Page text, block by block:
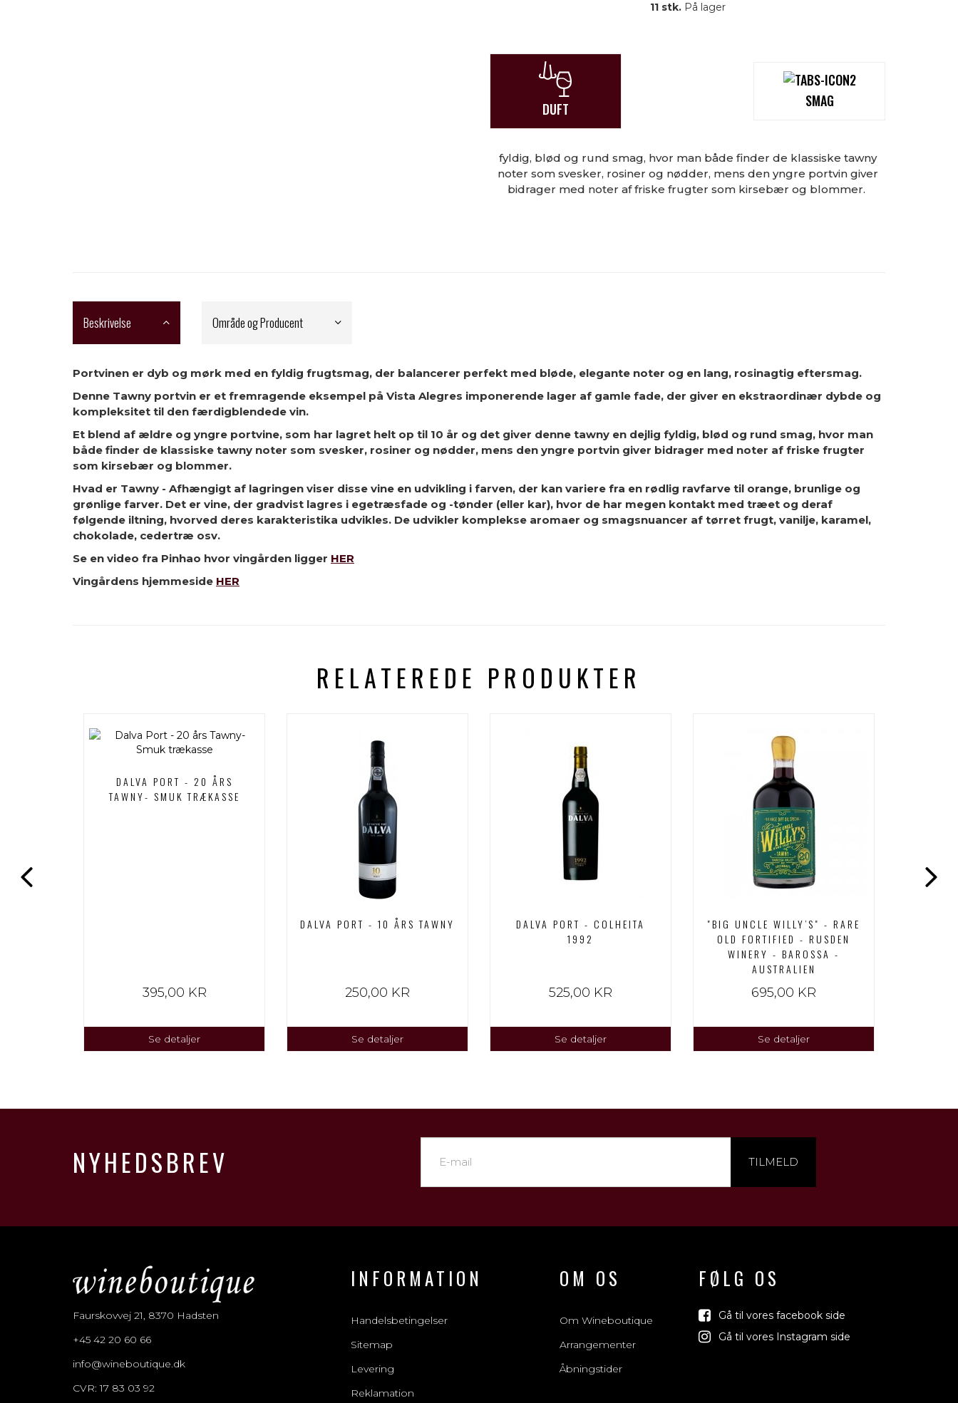
11 stk.På lager
DUFT SMAG
fyldig, blød og rund smag, hvor man både finder de klassiske tawny
noter som svesker, rosiner og nødder, mens den yngre portvin giver
bidrager med noter af friske frugter som kirsebær og blommer.
Beskrivelse Område og Producent
Portvinen er dyb og mørk med en fyldig frugtsmag, der balancerer perfekt med bløde, elegante noter og en lang, rosinagtig eftersmag.
Denne Tawny portvin er et fremragende eksempel på Vista Alegres imponerende lager af gamle fade, der giver en ekstraordinær dybde og
kompleksitet til den færdigblendede vin.
Et blend af ældre og yngre portvine, som har lagret helt op til 10 år og det giver denne tawny en dejlig fyldig, blød og rund smag, hvor man
både finder de klassiske tawny noter som svesker, rosiner og nødder, mens den yngre portvin giver bidrager med noter af friske frugter
som kirsebær og blommer.
Hvad er Tawny - Afhængigt af lagringen viser disse vine en udvikling i farven, der kan variere fra en rødlig ravfarve til orange, brunlige og
grønlige farver. Det er vine, der gradvist lagres i egetræsfade og -tønder (eller kar), hvor de har megen kontakt med træet og deraf
følgende iltning, hvorved deres karakteristika udvikles. De udvikler komplekse aromaer og smagsnuancer af tørret frugt, vanilje, karamel,
chokolade, cedertræ osv.
Se en video fra Pinhao hvor vingården ligger HER
Vingårdens hjemmeside HER
RELATEREDE PRODUKTER
DALVA PORT - 20 ÅRS
TAWNY- SMUK TRÆKASSE
395,00 KR
Se detaljer
DALVA PORT - 10 ÅRS TAWNY
250,00 KR
Se detaljer
DALVA PORT - COLHEITA
1992
525,00 KR
Se detaljer
"BIG UNCLE WILLY’S" - RARE
OLD FORTIFIED - RUSDEN
WINERY - BAROSSA -
AUSTRALIEN
695,00 KR
Se detaljer
NYHEDSBREV TILMELD
Faurskovvej 21, 8370 Hadsten
+45 42 20 60 66
info@wineboutique.dk
CVR: 17 83 03 92
INFORMATION
Handelsbetingelser
Sitemap
Levering
Reklamation
OM OS
Om Wineboutique
Arrangementer
Åbningstider
FØLG OS
Gå til vores facebook side
Gå til vores Instagram side